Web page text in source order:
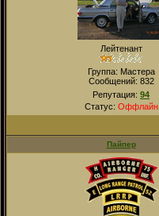
Лейтенант
Группа: Мастера
Сообщений: 832
Репутация: 94
Статус: Оффлайн
Пайпер